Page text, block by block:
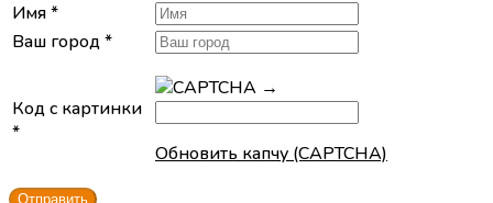
Имя*
Ваш город*
Код с картинки
*
→
Обновить капчу (CAPTCHA)